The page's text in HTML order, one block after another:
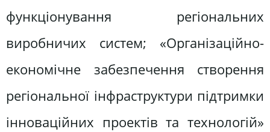
функціонування регіональних
виробничих систем; «Організаційно-
економічне забезпечення створення
регіональної інфраструктури підтримки
інноваційних проектів та технологій»